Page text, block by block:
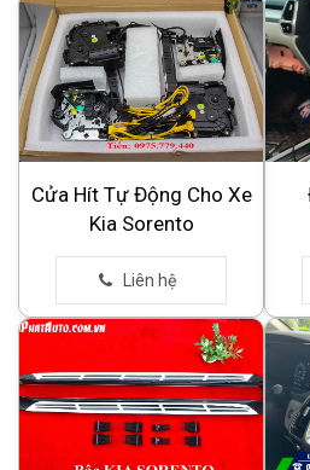
Cửa Hít Tự Động Cho Xe
Kia Sorento